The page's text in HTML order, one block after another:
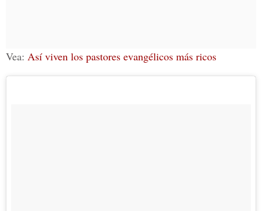
Vea: Así viven los pastores evangélicos más ricos